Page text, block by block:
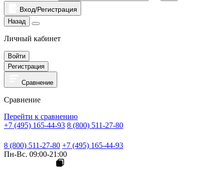
Вход/Регистрация
Назад
Личный кабинет
Войти
Регистрация
Сравнение
Сравнение
Перейти к сравнению
+7 (495) 165-44-93 8 (800) 511-27-80
8 (800) 511-27-80 +7 (495) 165-44-93
Пн-Вс. 09:00-21:00